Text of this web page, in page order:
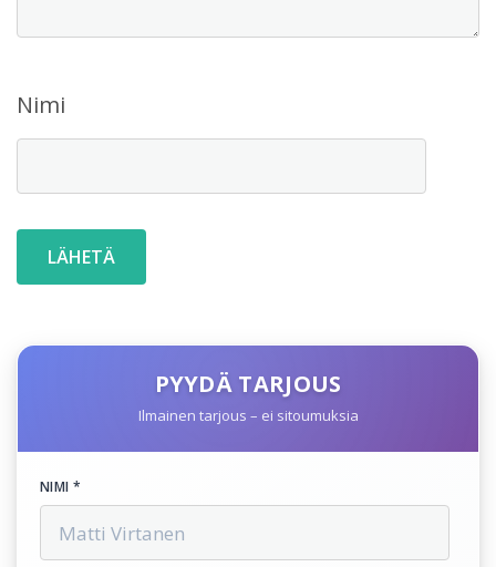
Nimi
PYYDÄ TARJOUS
Ilmainen tarjous – ei sitoumuksia
NIMI *